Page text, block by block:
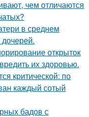
чем отличаются
в среднем
открыток
их здоровью.
критической: по
каждый сотый
бадов с